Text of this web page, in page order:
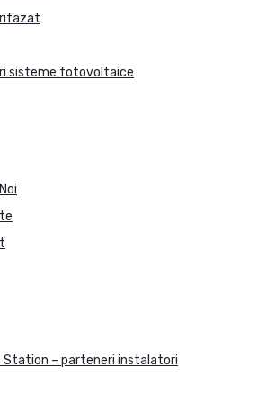
sisteme fotovoltaice
Station – parteneri instalatori